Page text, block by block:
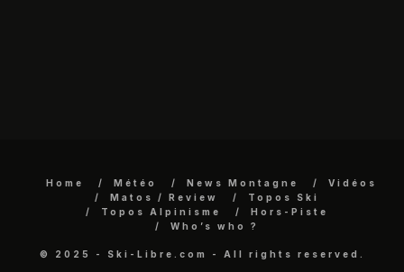
Home Météo News Montagne
Vidéos
Matos / Review
Topos Ski
Topos Alpinisme
Hors-Piste
Who’s who ?
© 2025 - Ski-Libre.com - All rights reserved.